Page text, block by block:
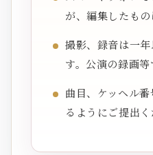
が、編集したもの
撮影、録音は一
す。公演の録画等
曲目、ケッヘル
るようにご提出く